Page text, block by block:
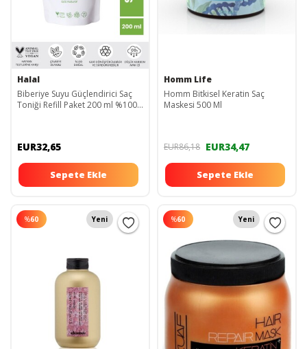
Halal
Biberiye Suyu Güçlendirici Saç
Toniği Refill Paket 200 ml %100
EUR32,65
Sepete Ekle
Homm Life
Homm Bitkisel Keratin Saç
Maskesi 500 Ml
EUR86,18 EUR34,47
Sepete Ekle
%60 Yeni %60 Yeni